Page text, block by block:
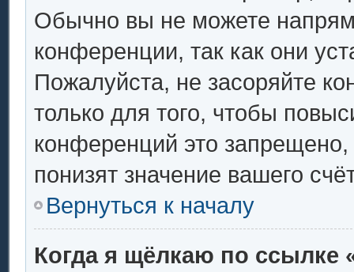
Обычно вы не можете
конференции, так как они
Пожалуйста, не засоряйте
только для того, чтобы
конференций это
понизят значение вашего
Вернуться к началу
Когда я щёлкаю по ссылке